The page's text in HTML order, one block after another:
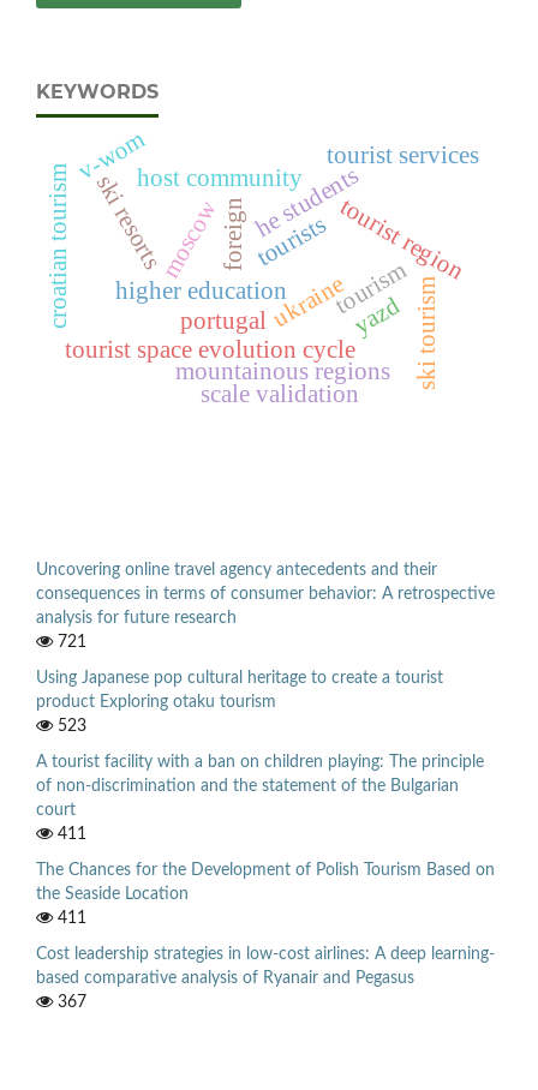
KEYWORDS
tourism
higher education
he students
foreign
ukraine
moscow
tourist space evolution cycle
tourist region
ski resorts
ski tourism
mountainous regions
host community
tourists
yazd
tourist services
portugal
scale validation
v-wom
croatian tourism
Uncovering online travel agency antecedents and their
consequences in terms of consumer behavior: A retrospective
analysis for future research
721
Using Japanese pop cultural heritage to create a tourist
product Exploring otaku tourism
523
A tourist facility with a ban on children playing: The principle
of non-discrimination and the statement of the Bulgarian
court
411
The Chances for the Development of Polish Tourism Based on
the Seaside Location
411
Cost leadership strategies in low-cost airlines: A deep learning-
based comparative analysis of Ryanair and Pegasus
367